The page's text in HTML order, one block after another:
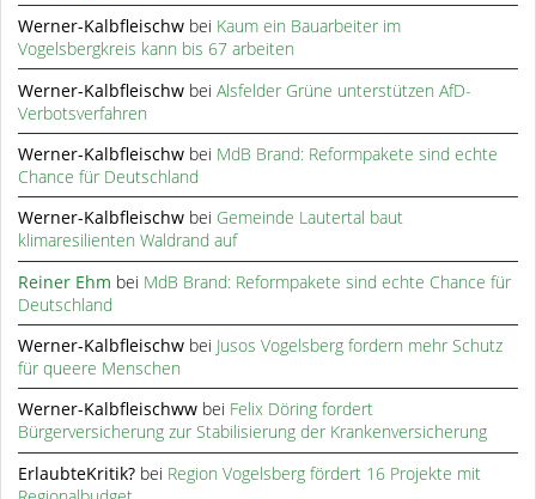
Werner-Kalbfleischw bei Kaum ein Bauarbeiter im
Vogelsbergkreis kann bis 67 arbeiten
Werner-Kalbfleischw beiAlsfelder Grüne unterstützen AfD-
Verbotsverfahren
Werner-Kalbfleischw bei MdB Brand: Reformpakete sind echte
Chance für Deutschland
Werner-Kalbfleischw bei Gemeinde Lautertal baut
klimaresilienten Waldrand auf
Reiner Ehm bei MdB Brand: Reformpakete sind echte Chance für
Deutschland
Werner-Kalbfleischw bei Jusos Vogelsberg fordern mehr Schutz
für queere Menschen
Werner-Kalbfleischww bei Felix Döring fordert
Bürgerversicherung zur Stabilisierung der Krankenversicherung
ErlaubteKritik? bei Region Vogelsberg fördert 16 Projekte mit